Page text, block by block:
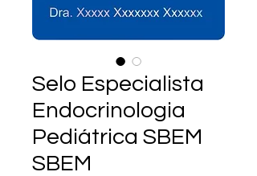
Selo Especialista
Endocrinologia
Pediátrica SBEM
SBEM